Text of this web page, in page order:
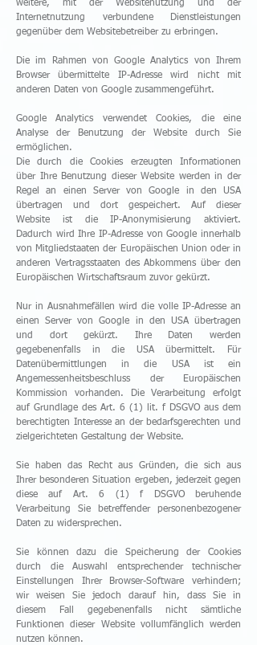
weitere, mit der Websitenutzung und der
Internetnutzung verbundene Dienstleistungen
gegenüber dem Websitebetreiber zu erbringen.
Die im Rahmen von Google Analytics von Ihrem
Browser übermittelte IP-Adresse wird nicht mit
anderen Daten von Google zusammengeführt.
Google Analytics verwendet Cookies, die eine
Analyse der Benutzung der Website durch Sie
ermöglichen.
Die durch die Cookies erzeugten Informationen
über Ihre Benutzung dieser Website werden in der
Regel an einen Server von Google in den USA
übertragen und dort gespeichert. Auf dieser
Website ist die IP-Anonymisierung aktiviert.
Dadurch wird Ihre IP-Adresse von Google innerhalb
von Mitgliedstaaten der Europäischen Union oder in
anderen Vertragsstaaten des Abkommens über den
Europäischen Wirtschaftsraum zuvor gekürzt.
Nur in Ausnahmefällen wird die volle IP-Adresse an
einen Server von Google in den USA übertragen
und dort gekürzt. Ihre Daten werden
gegebenenfalls in die USA übermittelt. Für
Datenübermittlungen in die USA ist ein
Angemessenheitsbeschluss der Europäischen
Kommission vorhanden. Die Verarbeitung erfolgt
auf Grundlage des Art. 6 (1) lit. f DSGVO aus dem
berechtigten Interesse an der bedarfsgerechten und
zielgerichteten Gestaltung der Website.
Sie haben das Recht aus Gründen, die sich aus
Ihrer besonderen Situation ergeben, jederzeit gegen
diese auf Art. 6 (1) f DSGVO beruhende
Verarbeitung Sie betreffender personenbezogener
Daten zu widersprechen.
Sie können dazu die Speicherung der Cookies
durch die Auswahl entsprechender technischer
Einstellungen Ihrer Browser-Software verhindern;
wir weisen Sie jedoch darauf hin, dass Sie in
diesem Fall gegebenenfalls nicht sämtliche
Funktionen dieser Website vollumfänglich werden
nutzen können.